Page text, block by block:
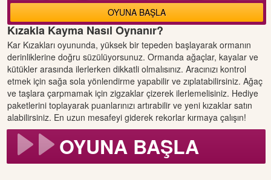
OYUNA BAŞLA
Kızakla Kayma Nasıl Oynanır?
Kar Kızakları oyununda, yüksek bir tepeden başlayarak ormanın
derinliklerine doğru süzülüyorsunuz. Ormanda ağaçlar, kayalar ve
kütükler arasında ilerlerken dikkatli olmalısınız. Aracınızı kontrol
etmek için sağa sola yönlendirme yapabilir ve zıplatabilirsiniz. Ağaç
ve taşlara çarpmamak için zigzaklar çizerek ilerlemelisiniz. Hediye
paketlerini toplayarak puanlarınızı artırabilir ve yeni kızaklar satın
alabilirsiniz. En uzun mesafeyi giderek rekorlar kırmaya çalışın!
OYUNA BAŞLA